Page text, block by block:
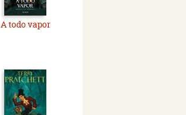
A todo vapor